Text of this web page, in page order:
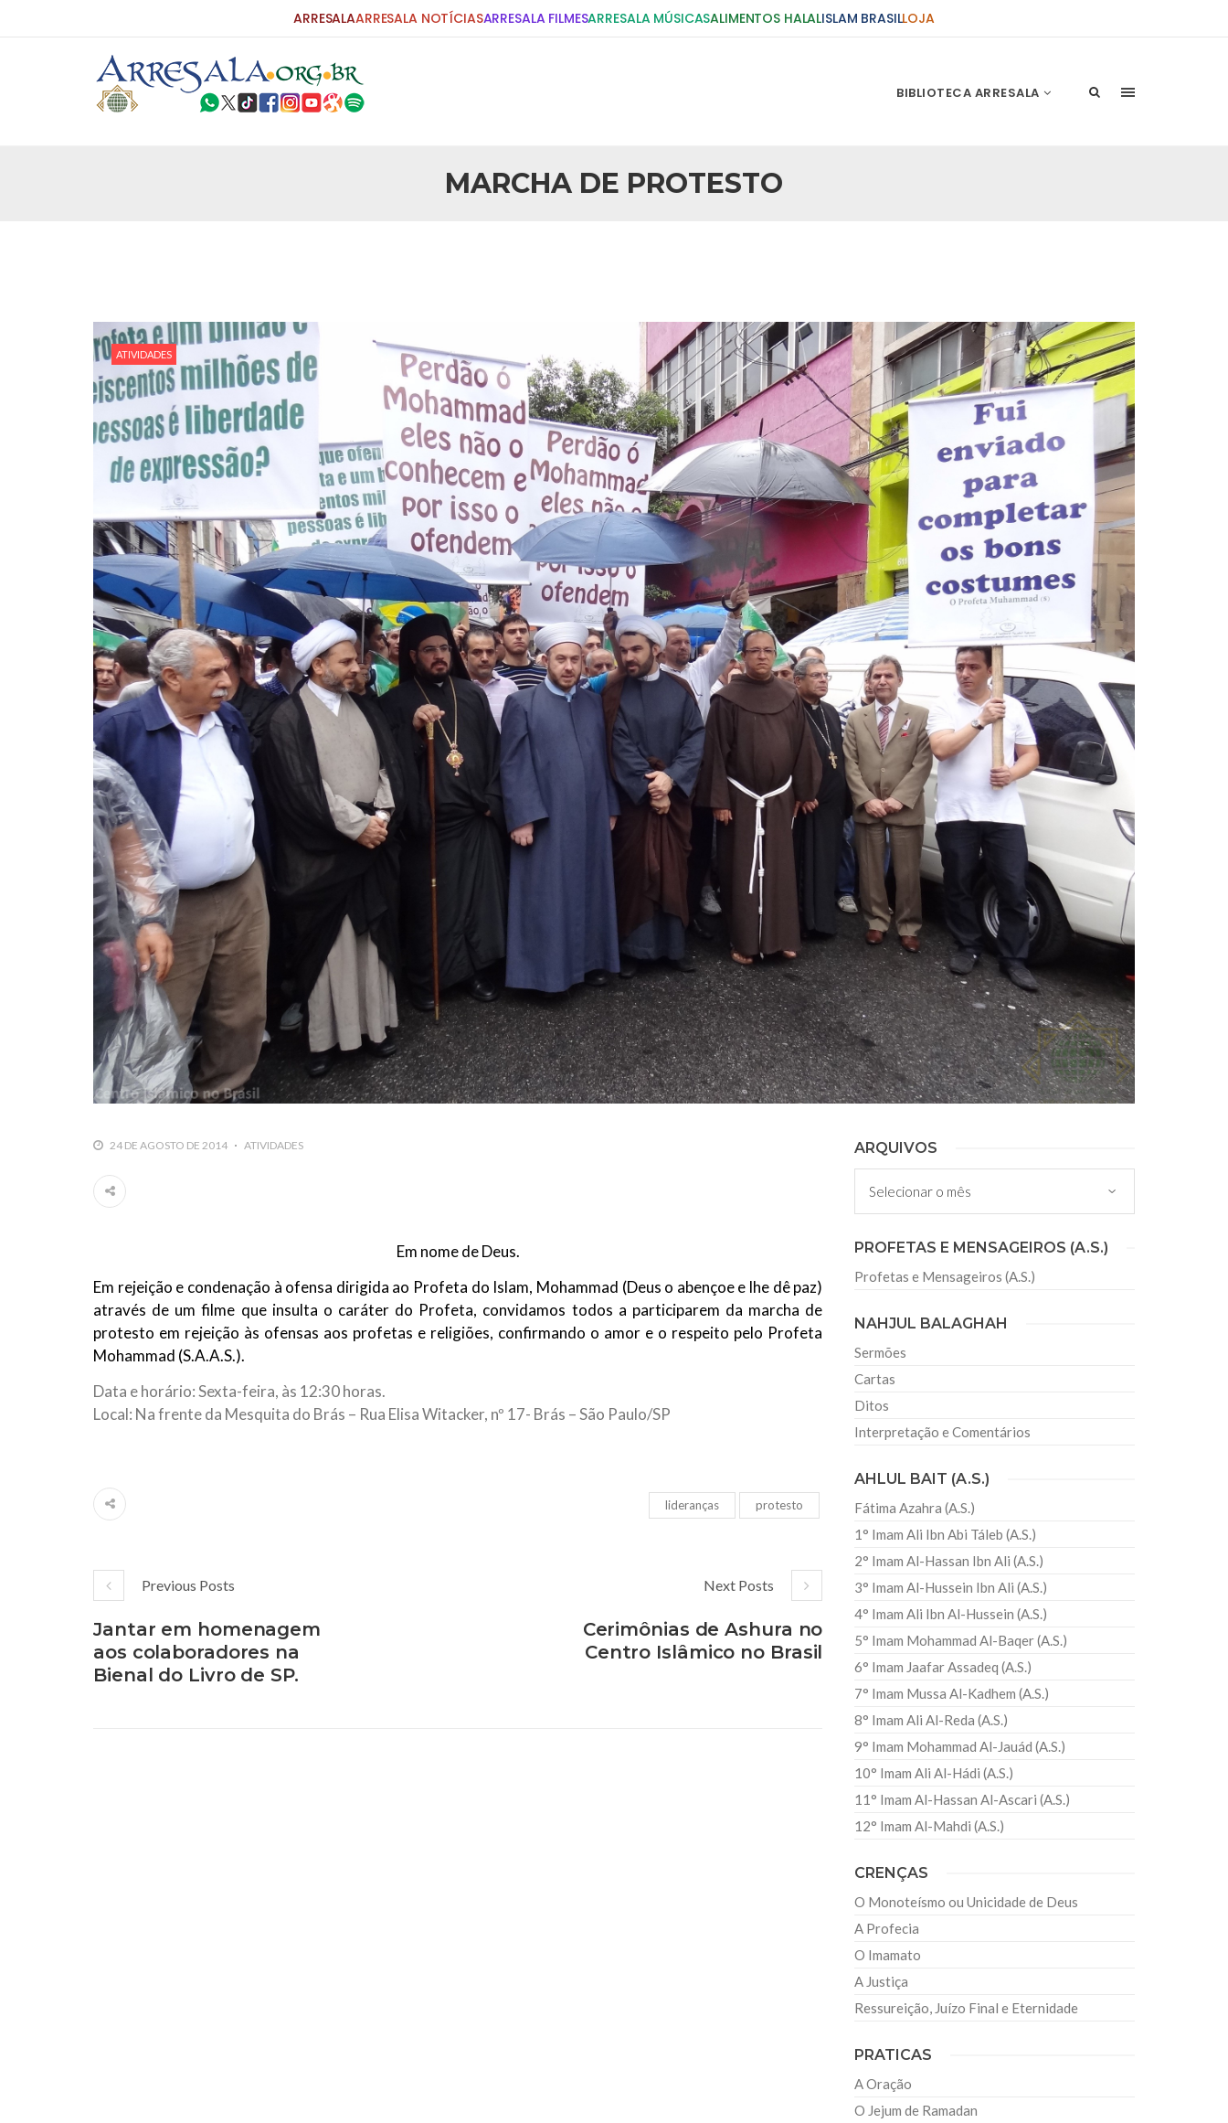
ARRESALAARRESALA NOTÍCIASARRESALA FILMESARRESALA MÚSICASALIMENTOS HALALISLAM BRASILLOJA
BIBLIOTECA ARRESALA
MARCHA DE PROTESTO
Carta do Bispo da Flórida ao Presidente Bush
25 DE SETEMBRO DE 2010
Necessárias Considerações Sobre o Conflito
As Sementes da Miséria e do Terror
Por: Ahmad Dallal Tradução: Ahmad Ismail Ainda aturdido pelas imagens de
morte e destruição que abalaram Nova York em 11 de setembro, o mundo parece
ter entrado numa guerra cultural e religiosa de magnitude. Mais
Ano Novo Islâmico e Início de Muharam
Em nome de Deus, O Clemente, O Misericordioso! O Centro Islâmico no Brasil
parabeniza a nação islâmica pela chegada no ano novo muçulmano de 1435
Hejrita. Desejamos a todos os irmãos e irmãs um novo
10 DE NOVEMBRO DE 2013
Falecimento do Imam Ali Ibn Al-Hussein (A.S.)
Em nome de Deus, o Clemente, o Misericordioso! Diante da data em que
relembramos o martírio do quarto Imam dos muçulmanos, o Imam Ali Ibn Al-
Hussein Ibn Ali Ibn Abi Táleb (A.S.), conhecido por “Zein Al-Ábidin” (Formosura
NOTÍCIAS
3 DE JULHO DE 2014
Centro Islâmico no Brasil recebe o ex-ministro das
Relações Exteriores da República Islâmica do Irã
Na noite da quinta-feira, 03 de Abril, o Centro Islâmico no Brasil recebeu em sua
sede, em São Paulo, o ex-ministro das Relações Exteriores da República Islâmica
do Irã, Sr. Kamal Kharrazi, que encontra-se visitando
ATIVIDADES
24 DE AGOSTO DE 2014 ATIVIDADES
Em nome de Deus.
Em rejeição e condenação à ofensa dirigida ao Profeta do Islam, Mohammad (Deus o abençoe e lhe dê paz)
através de um filme que insulta o caráter do Profeta, convidamos todos a participarem da marcha de
protesto em rejeição às ofensas aos profetas e religiões, confirmando o amor e o respeito pelo Profeta
Mohammad (S.A.A.S.).
Data e horário: Sexta-feira, às 12:30 horas.
Local: Na frente da Mesquita do Brás – Rua Elisa Witacker, nº 17- Brás – São Paulo/SP
lideranças protesto
Previous Posts
Jantar em homenagem
aos colaboradores na
Bienal do Livro de SP.
Next Posts
Cerimônias de Ashura no
Centro Islâmico no Brasil
ARQUIVOS
Arquivos
PROFETAS E MENSAGEIROS (A.S.)
Profetas e Mensageiros (A.S.)
NAHJUL BALAGHAH
Sermões
Cartas
Ditos
Interpretação e Comentários
AHLUL BAIT (A.S.)
Fátima Azahra (A.S.)
1° Imam Ali Ibn Abi Táleb (A.S.)
2° Imam Al-Hassan Ibn Ali (A.S.)
3° Imam Al-Hussein Ibn Ali (A.S.)
4° Imam Ali Ibn Al-Hussein (A.S.)
5° Imam Mohammad Al-Baqer (A.S.)
6° Imam Jaafar Assadeq (A.S.)
7° Imam Mussa Al-Kadhem (A.S.)
8° Imam Ali Al-Reda (A.S.)
9° Imam Mohammad Al-Jauád (A.S.)
10° Imam Ali Al-Hádi (A.S.)
11° Imam Al-Hassan Al-Ascari (A.S.)
12° Imam Al-Mahdi (A.S.)
CRENÇAS
O Monoteísmo ou Unicidade de Deus
A Profecia
O Imamato
A Justiça
Ressureição, Juízo Final e Eternidade
PRATICAS
A Oração
O Jejum de Ramadan